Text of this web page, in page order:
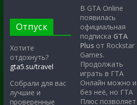
Отпуск
Хотите
отдохнуть?
gta5.su/travel
Собрали для вас
лучшие и
проверенные
В GTA Online
появилась
официальная
подписка GTA
Plus от Rockstar
Games.
Продолжать
играть в ГТА
Онлайн можно и
без неё, но ГТА
Плюс позволяет